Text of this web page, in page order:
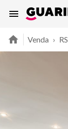
Venda › RS